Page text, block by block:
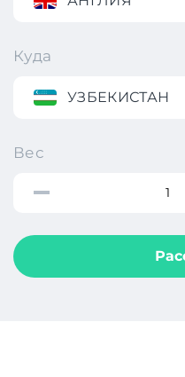
Куда
УЗБЕКИСТАН
Вес